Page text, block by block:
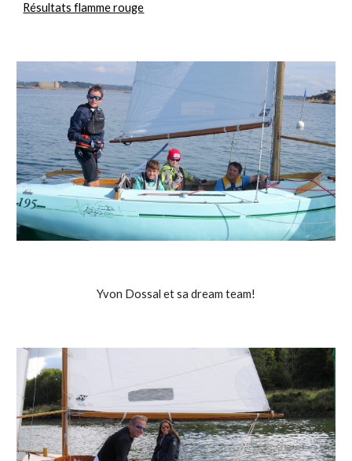
Résultats flamme rouge
Yvon Dossal et sa dream team!